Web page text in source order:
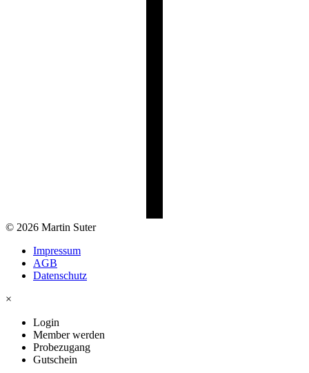
© 2026 Martin Suter
Impressum
AGB
Datenschutz
×
Login
Member werden
Probezugang
Gutschein